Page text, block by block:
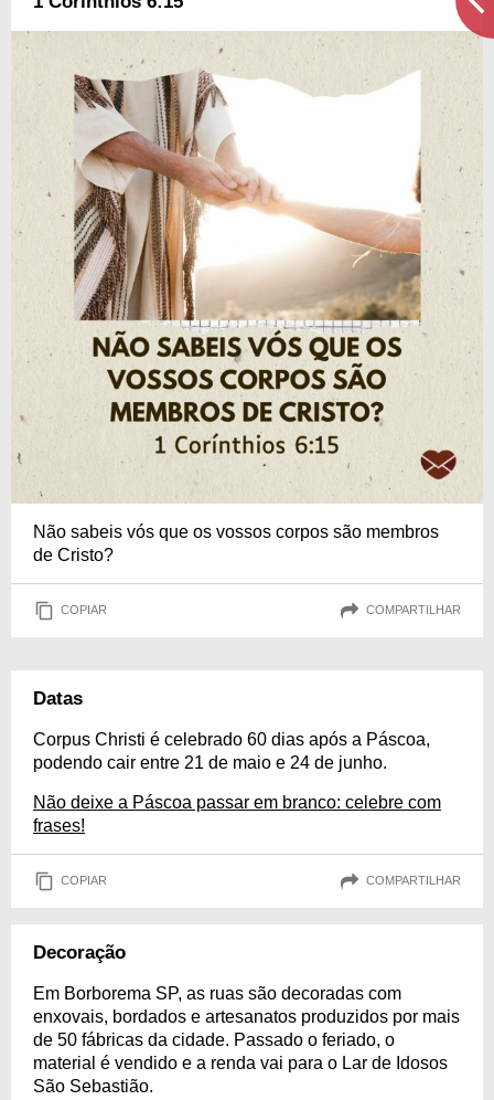
Não sabeis vós que os vossos corpos são membros
de Cristo?
COPIAR COMPARTILHAR
Datas
Corpus Christi é celebrado 60 dias após a Páscoa,
podendo cair entre 21 de maio e 24 de junho.
Não deixe a Páscoa passar em branco: celebre com
frases!
COPIAR COMPARTILHAR
Decoração
Em Borborema SP, as ruas são decoradas com
enxovais, bordados e artesanatos produzidos por mais
de 50 fábricas da cidade. Passado o feriado, o
material é vendido e a renda vai para o Lar de Idosos
São Sebastião.